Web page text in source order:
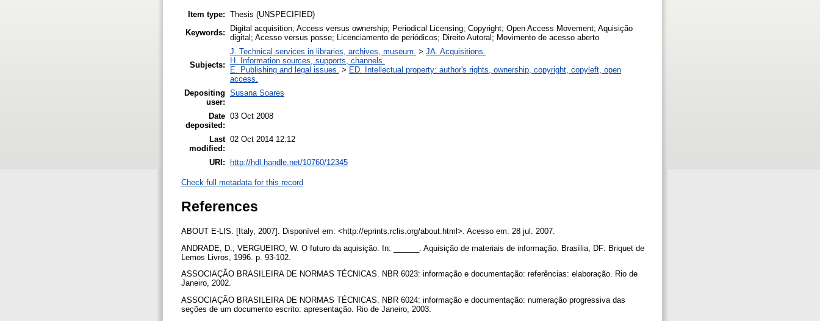
Item type: Thesis (UNSPECIFIED)
Keywords:
Digital acquisition; Access versus ownership; Periodical Licensing; Copyright; Open Access Movement; Aquisição
digital; Acesso versus posse; Licenciamento de periódicos; Direito Autoral; Movimento de acesso aberto
Subjects:
J. Technical services in libraries, archives, museum. > JA. Acquisitions.
H. Information sources, supports, channels.
E. Publishing and legal issues. > ED. Intellectual property: author's rights, ownership, copyright, copyleft, open
access.
Depositing
user:
Susana Soares
Date
deposited:
03 Oct 2008
Last
modified:
02 Oct 2014 12:12
URI: http://hdl.handle.net/10760/12345
Check full metadata for this record
References
ABOUT E-LIS. [Italy, 2007]. Disponível em: <http://eprints.rclis.org/about.html>. Acesso em: 28 jul. 2007.
ANDRADE, D.; VERGUEIRO, W. O futuro da aquisição. In: ______. Aquisição de materiais de informação. Brasília, DF: Briquet de
Lemos Livros, 1996. p. 93-102.
ASSOCIAÇÃO BRASILEIRA DE NORMAS TÉCNICAS. NBR 6023: informação e documentação: referências: elaboração. Rio de
Janeiro, 2002.
ASSOCIAÇÃO BRASILEIRA DE NORMAS TÉCNICAS. NBR 6024: informação e documentação: numeração progressiva das
seções de um documento escrito: apresentação. Rio de Janeiro, 2003.